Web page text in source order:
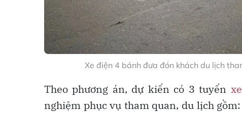
Xe điện 4 bánh đưa đón khách du lịch
Theo phương án, dự kiến có 3 tuyến
nghiệm phục vụ tham quan, du lịch